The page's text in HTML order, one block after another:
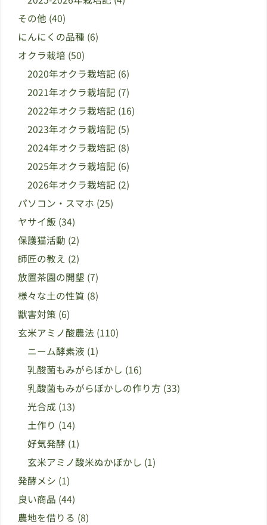
その他 (40)
にんにくの品種 (6)
オクラ栽培 (50)
2020年オクラ栽培記 (6)
2021年オクラ栽培記 (7)
2022年オクラ栽培記 (16)
2023年オクラ栽培記 (5)
2024年オクラ栽培記 (8)
2025年オクラ栽培記 (6)
2026年オクラ栽培記 (2)
パソコン・スマホ (25)
ヤサイ飯 (34)
保護猫活動 (2)
師匠の教え (2)
放置茶園の開墾 (7)
様々な土の性質 (8)
獣害対策 (6)
玄米アミノ酸農法 (110)
ニーム酵素液 (1)
乳酸菌もみがらぼかし (16)
乳酸菌もみがらぼかしの作り方 (33)
光合成 (13)
土作り (14)
好気発酵 (1)
玄米アミノ酸米ぬかぼかし (1)
発酵メシ (1)
良い商品 (44)
農地を借りる (8)